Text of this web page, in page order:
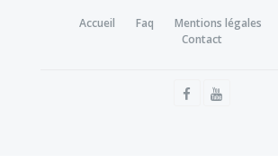
Accueil Faq Mentions légales
Contact